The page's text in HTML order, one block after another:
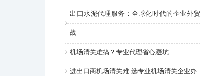
出口水泥代理服务：全球化时代的企业外贸
战
机场清关难搞？专业代理省心避坑
进出口商机场清关难 选专业机场清关企业办